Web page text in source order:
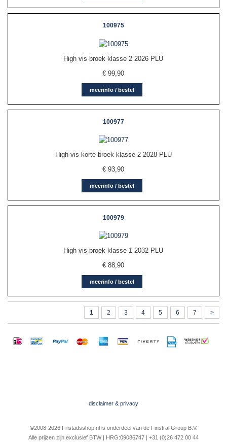
100975
High vis broek klasse 2 2026 PLU
€99,90
meerinfo / bestel
100977
High vis korte broek klasse 2 2028 PLU
€93,90
meerinfo / bestel
100979
High vis broek klasse 1 2032 PLU
€88,90
meerinfo / bestel
1 2 3 4 5 6 7 >
disclaimer & privacy
©2008-2026 Fristadsshop.nl is onderdeel van de Finstral Group B.V.
Alle prijzen zijn exclusief BTW | HRG:09086747 | +31 (0)26 472 00 44